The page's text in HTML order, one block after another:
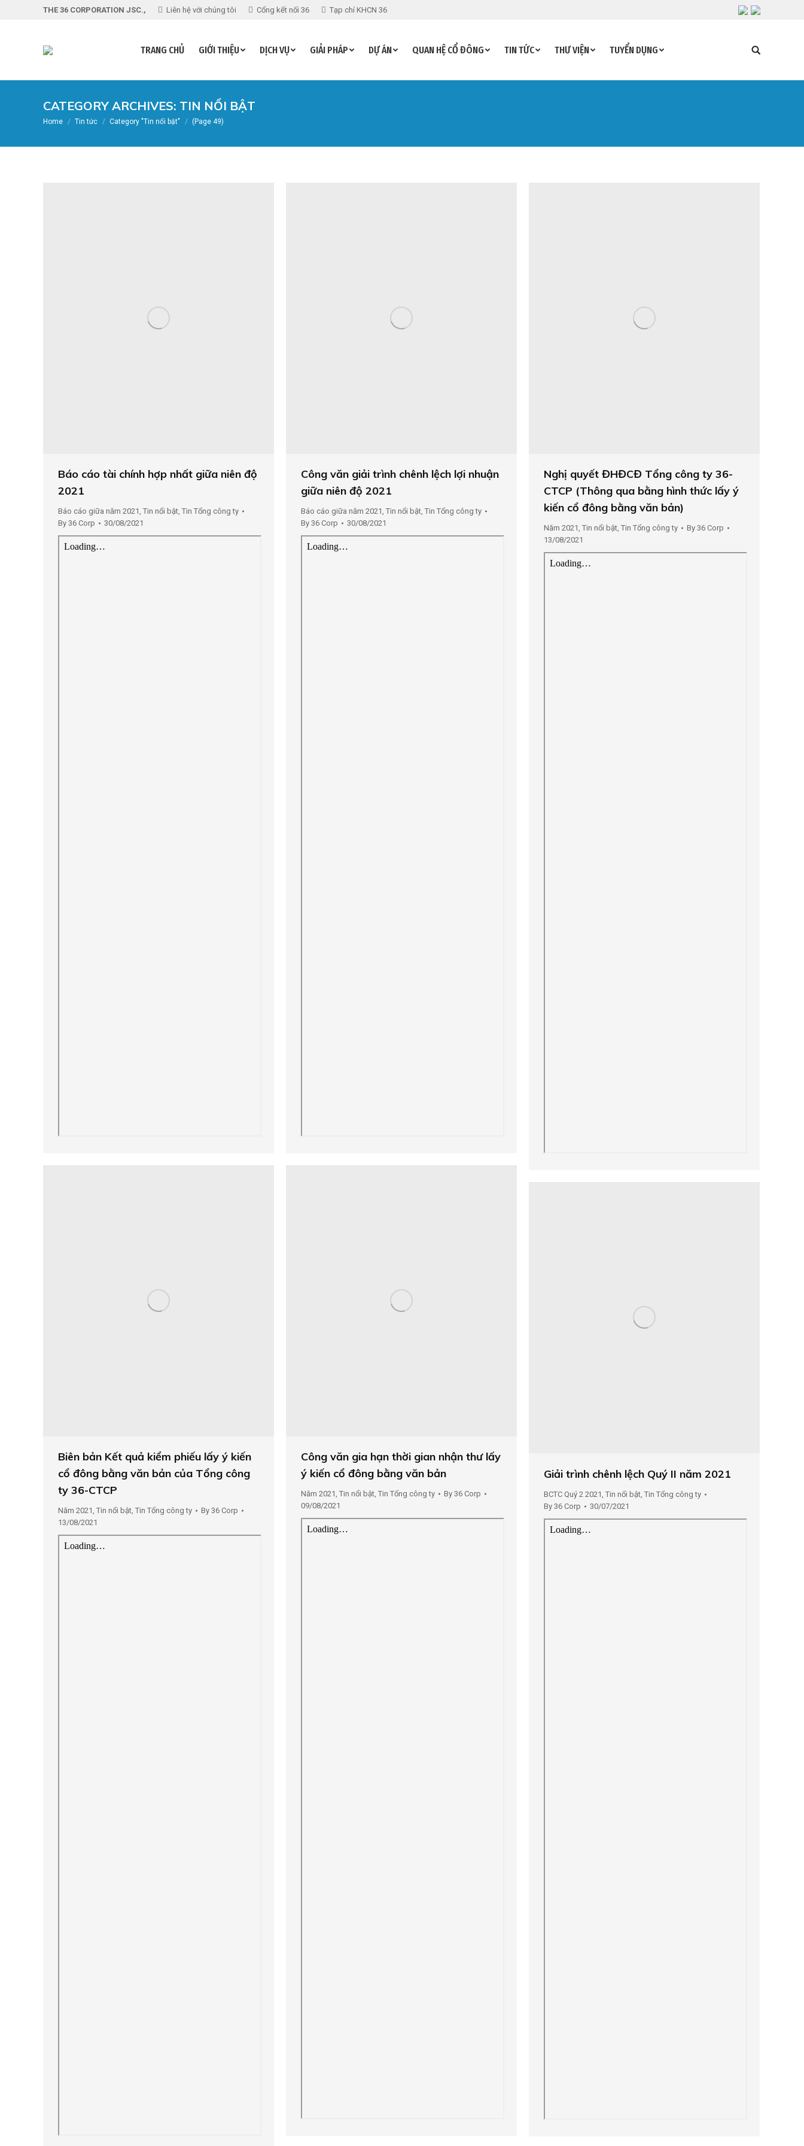
THE 36 CORPORATION JSC., Liên hệ với chúng tôi Cổng kết nối 36 Tạp chí KHCN 36
TRANG CHỦ GIỚI THIỆU DỊCH VỤ GIẢI PHÁP DỰ ÁN QUAN HỆ CỔ ĐÔNG TIN TỨC THƯ VIỆN TUYỂN DỤNG Search:
CATEGORY ARCHIVES: TIN NỔI BẬT
You are here:
Home Tin tức Category "Tin nổi bật" (Page 49)
Báo cáo tài chính hợp nhất giữa niên độ
2021
Báo cáo giữa năm 2021, Tin nổi bật, Tin Tổng công ty
By 36 Corp 30/08/2021
Công văn giải trình chênh lệch lợi nhuận
giữa niên độ 2021
Báo cáo giữa năm 2021, Tin nổi bật, Tin Tổng công ty
By 36 Corp 30/08/2021
Nghị quyết ĐHĐCĐ Tổng công ty 36-
CTCP (Thông qua bằng hình thức lấy ý
kiến cổ đông bằng văn bản)
Năm 2021, Tin nổi bật, Tin Tổng công ty By 36 Corp
13/08/2021
Biên bản Kết quả kiểm phiếu lấy ý kiến
cổ đông bằng văn bản của Tổng công
ty 36-CTCP
Năm 2021, Tin nổi bật, Tin Tổng công ty By 36 Corp
13/08/2021
Công văn gia hạn thời gian nhận thư lấy
ý kiến cổ đông bằng văn bản
Năm 2021, Tin nổi bật, Tin Tổng công ty By 36 Corp
09/08/2021
Giải trình chênh lệch Quý II năm 2021
BCTC Quý 2 2021, Tin nổi bật, Tin Tổng công ty
By 36 Corp 30/07/2021